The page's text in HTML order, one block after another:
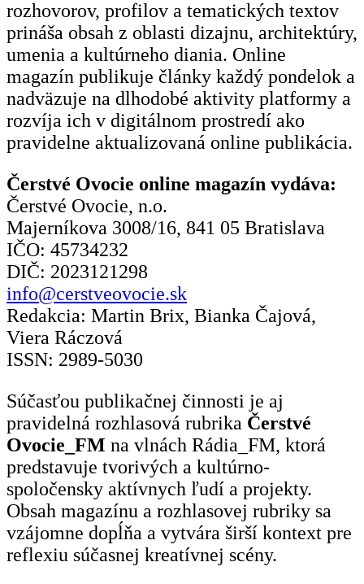
rozhovorov, profilov a tematických textov
prináša obsah z oblasti dizajnu, architektúry,
umenia a kultúrneho diania. Online
magazín publikuje články každý pondelok a
nadväzuje na dlhodobé aktivity platformy a
rozvíja ich v digitálnom prostredí ako
pravidelne aktualizovaná online publikácia.
Čerstvé Ovocie online magazín vydáva:
Čerstvé Ovocie, n.o.
Majerníkova 3008/16, 841 05 Bratislava
IČO: 45734232
DIČ: 2023121298
info@cerstveovocie.sk
Redakcia: Martin Brix, Bianka Čajová,
Viera Ráczová
ISSN: 2989-5030
Súčasťou publikačnej činnosti je aj
pravidelná rozhlasová rubrika Čerstvé
Ovocie_FM na vlnách Rádia_FM, ktorá
predstavuje tvorivých a kultúrno-
spoločensky aktívnych ľudí a projekty.
Obsah magazínu a rozhlasovej rubriky sa
vzájomne dopĺňa a vytvára širší kontext pre
reflexiu súčasnej kreatívnej scény.